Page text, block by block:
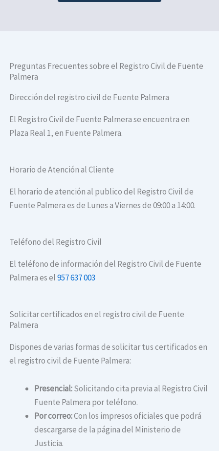
Preguntas Frecuentes sobre el Registro Civil de Fuente
Palmera
Dirección del registro civil de Fuente Palmera
El Registro Civil de Fuente Palmera se encuentra en
Plaza Real 1, en Fuente Palmera.
Horario de Atención al Cliente
El horario de atención al publico del Registro Civil de
Fuente Palmera es de Lunes a Viernes de 09:00 a 14:00.
Teléfono del Registro Civil
El teléfono de información del Registro Civil de Fuente
Palmera es el957 637 003
Solicitar certificados en el registro civil de Fuente
Palmera
Dispones de varias formas de solicitar tus certificados en
el registro civil de Fuente Palmera:
Presencial:Solicitando cita previa al Registro Civil
Fuente Palmera por teléfono.
Por correo:Con los impresos oficiales que podrá
descargarse de la página del Ministerio de
Justicia.